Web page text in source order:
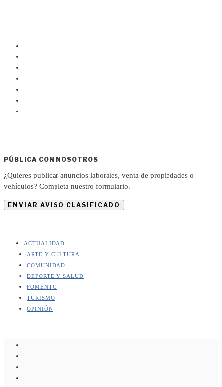
PÚBLICA CON NOSOTROS
¿Quieres publicar anuncios laborales, venta de propiedades o
vehículos? Completa nuestro formulario.
ENVIAR AVISO CLASIFICADO
ACTUALIDAD
ARTE Y CULTURA
COMUNIDAD
DEPORTE Y SALUD
FOMENTO
TURISMO
OPINIÓN